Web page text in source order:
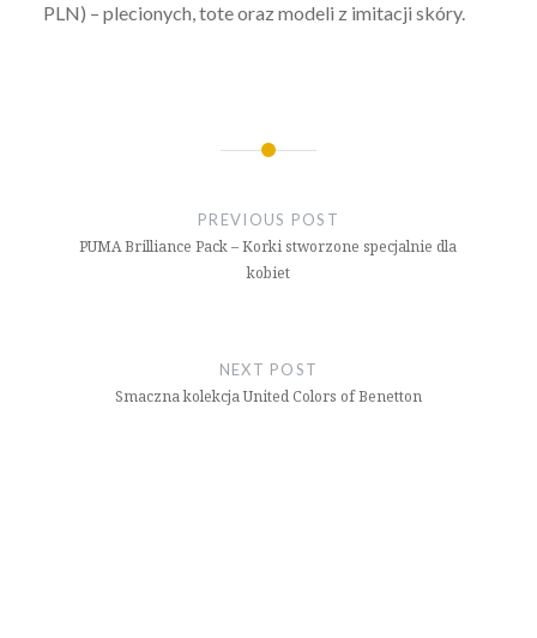
PLN) – plecionych, tote oraz modeli z imitacji skóry.
PREVIOUS POST
PUMA Brilliance Pack – Korki stworzone specjalnie dla
kobiet
NEXT POST
Smaczna kolekcja United Colors of Benetton